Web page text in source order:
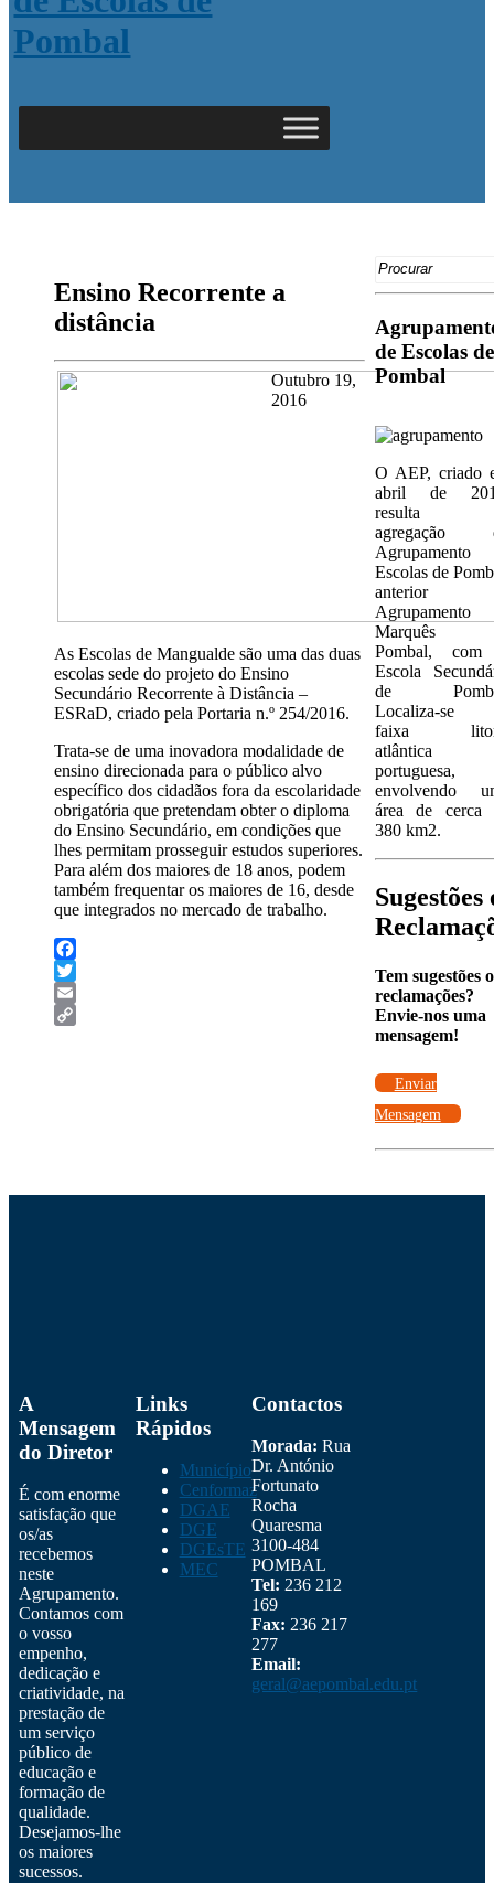
Ensino Recorrente a
distância
Outubro 19,
2016
As Escolas de Mangualde são uma das duas
escolas sede do projeto do Ensino
Secundário Recorrente à Distância –
ESRaD, criado pela Portaria n.º 254/2016.
Trata-se de uma inovadora modalidade de
ensino direcionada para o público alvo
específico dos cidadãos fora da escolaridade
obrigatória que pretendam obter o diploma
do Ensino Secundário, em condições que
lhes permitam prosseguir estudos superiores.
Para além dos maiores de 18 anos, podem
também frequentar os maiores de 16, desde
que integrados no mercado de trabalho.
Facebook
Twitter
Email
Search
de Escolas de
Pombal
O AEP, criado
abril de
resulta
agregação
Agrupamento
Escolas de
anterior
Agrupamento
Marquês
Pombal,
Escola
de
Localiza-se
faixa
atlântica
portuguesa,
envolvendo
área de cerca
380 km2.
Sugestões
Tem sugestões
reclamações?
Envie-nos uma
mensagem!
Enviar
Mensagem
A
Mensagem
do Diretor
É com enorme
satisfação que
os/as
recebemos
neste
Agrupamento.
Contamos com
o vosso
empenho,
dedicação e
criatividade, na
prestação de
um serviço
público de
educação e
formação de
qualidade.
Desejamos-lhe
os maiores
sucessos.
Links
Rápidos
Município
Cenformaz
DGAE
DGE
DGEsTE
MEC
Contactos
Morada: Rua
Dr. António
Fortunato
Rocha
Quaresma
3100-484
POMBAL
Tel: 236 212
169
Fax: 236 217
277
Email:
geral@aepombal.edu.pt